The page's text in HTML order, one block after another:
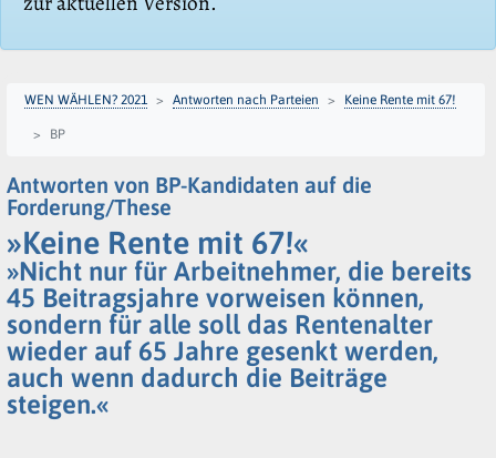
WEN WÄHLEN? 2021 Antworten nach Parteien Keine Rente mit 67!
BP
Antworten von BP-Kandidaten auf die
Forderung/These
»Keine Rente mit 67!«
»Nicht nur für Arbeitnehmer, die bereits
45 Beitragsjahre vorweisen können,
sondern für alle soll das Rentenalter
wieder auf 65 Jahre gesenkt werden,
auch wenn dadurch die Beiträge
steigen.«